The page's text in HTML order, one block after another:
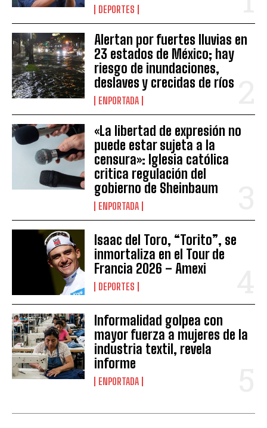
DEPORTES
Alertan por fuertes lluvias en
23 estados de México; hay
riesgo de inundaciones,
deslaves y crecidas de ríos
ENPORTADA
«La libertad de expresión no
puede estar sujeta a la
censura»: Iglesia católica
critica regulación del
gobierno de Sheinbaum
ENPORTADA
Isaac del Toro, “Torito”, se
inmortaliza en el Tour de
Francia 2026 – Amexi
DEPORTES
Informalidad golpea con
mayor fuerza a mujeres de la
industria textil, revela
informe
ENPORTADA